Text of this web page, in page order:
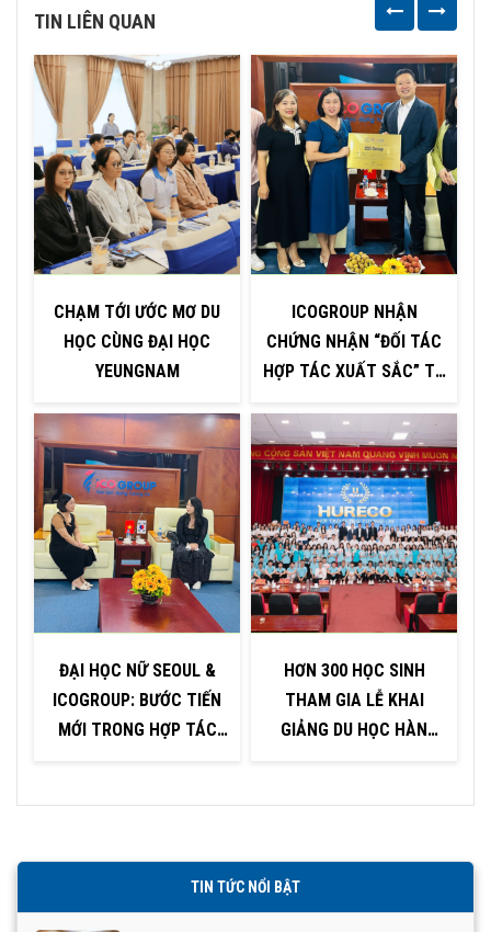
TIN LIÊN QUAN
CHẠM TỚI ƯỚC MƠ DU
HỌC CÙNG ĐẠI HỌC
YEUNGNAM
ĐẠI HỌC NỮ SEOUL &
ICOGROUP: BƯỚC TIẾN
MỚI TRONG HỢP TÁC
ICOGROUP NHẬN
CHỨNG NHẬN “ĐỐI TÁC
HỢP TÁC XUẤT SẮC” TỪ
QUỐC
HƠN 300 HỌC SINH
THAM GIA LỄ KHAI
GIẢNG DU HỌC HÀN
TIN TỨC NỔI BẬT